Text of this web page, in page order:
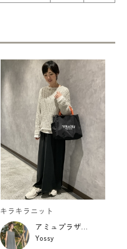
キラキラニット
アミュプラザくまもと店
Yossy